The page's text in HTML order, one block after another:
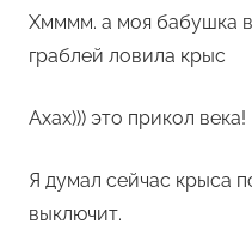
Хмммм. а моя бабушка
граблей ловила крыс
Ахах))) это прикол века!
Я думал сейчас крыса
выключит.